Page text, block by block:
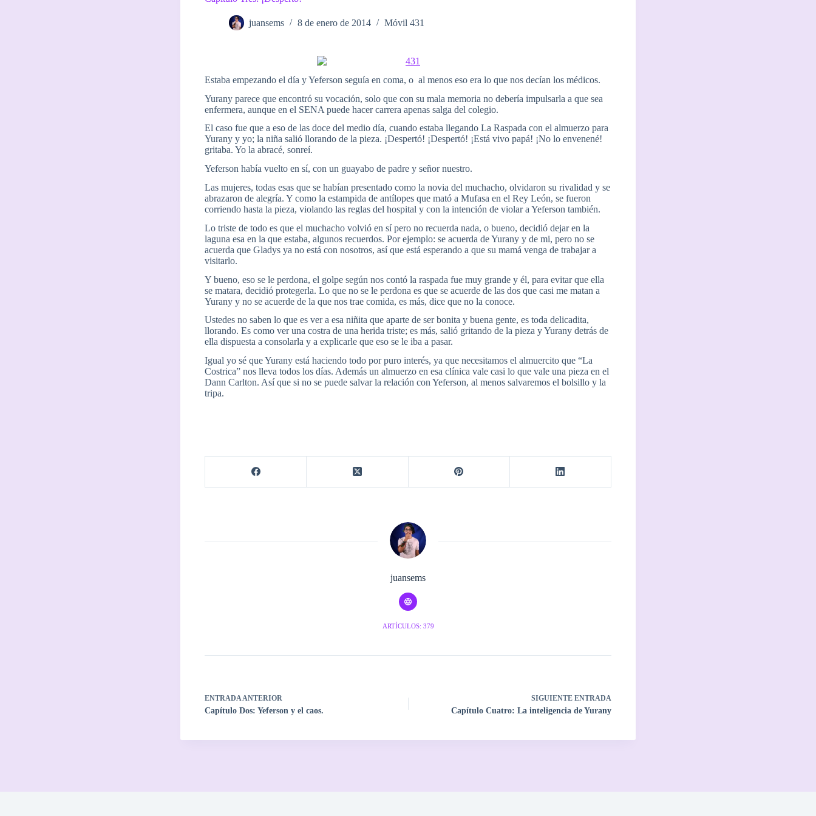
juansems 8 de enero de 2014 Móvil 431
Estaba empezando el día y Yeferson seguía en coma, o al menos eso era lo que nos decían los médicos.
Yurany parece que encontró su vocación, solo que con su mala memoria no debería impulsarla a que sea
enfermera, aunque en el SENA puede hacer carrera apenas salga del colegio.
El caso fue que a eso de las doce del medio día, cuando estaba llegando La Raspada con el almuerzo para
Yurany y yo; la niña salió llorando de la pieza. ¡Despertó! ¡Despertó! ¡Está vivo papá! ¡No lo envenené!
gritaba. Yo la abracé, sonreí.
Yeferson había vuelto en sí, con un guayabo de padre y señor nuestro.
Las mujeres, todas esas que se habían presentado como la novia del muchacho, olvidaron su rivalidad y se
abrazaron de alegría. Y como la estampida de antílopes que mató a Mufasa en el Rey León, se fueron
corriendo hasta la pieza, violando las reglas del hospital y con la intención de violar a Yeferson también.
Lo triste de todo es que el muchacho volvió en sí pero no recuerda nada, o bueno, decidió dejar en la
laguna esa en la que estaba, algunos recuerdos. Por ejemplo: se acuerda de Yurany y de mi, pero no se
acuerda que Gladys ya no está con nosotros, así que está esperando a que su mamá venga de trabajar a
visitarlo.
Y bueno, eso se le perdona, el golpe según nos contó la raspada fue muy grande y él, para evitar que ella
se matara, decidió protegerla. Lo que no se le perdona es que se acuerde de las dos que casi me matan a
Yurany y no se acuerde de la que nos trae comida, es más, dice que no la conoce.
Ustedes no saben lo que es ver a esa niñita que aparte de ser bonita y buena gente, es toda delicadita,
llorando. Es como ver una costra de una herida triste; es más, salió gritando de la pieza y Yurany detrás de
ella dispuesta a consolarla y a explicarle que eso se le iba a pasar.
Igual yo sé que Yurany está haciendo todo por puro interés, ya que necesitamos el almuercito que “La
Costrica” nos lleva todos los días. Además un almuerzo en esa clínica vale casi lo que vale una pieza en el
Dann Carlton. Así que si no se puede salvar la relación con Yeferson, al menos salvaremos el bolsillo y la
tripa.
juansems
ARTÍCULOS: 379
ENTRADA ANTERIOR
Capítulo Dos: Yeferson y el caos.
SIGUIENTE ENTRADA
Capítulo Cuatro: La inteligencia de Yurany